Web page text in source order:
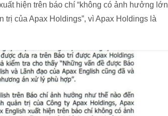
hiện trên báo chí “không có ảnh hưởng lớn
của Apax Holdings”, vì Apax Holdings là